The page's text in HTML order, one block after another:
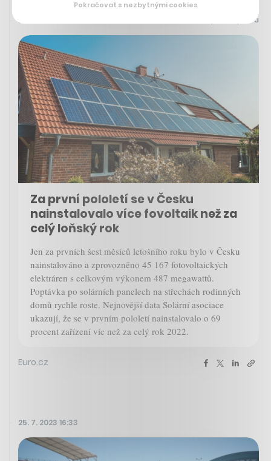
25. 7. 2023 17:01 Rychlá zpráva
Za první pololetí se v Česku
nainstalovalo více fovoltaik než za
celý loňský rok
Jen za prvních šest měsíců letošního roku bylo v Česku
nainstalováno a zprovozněno 45 167 fotovoltaických
elektráren s celkovým výkonem 487 megawattů.
Poptávka po solárních panelech na střechách rodinných
domů rychle roste. Nejnovější data Solární asociace
ukazují, že se v prvním pololetí nainstalovalo o 69
procent zařízení víc než za celý rok 2022.
Euro.cz
25. 7. 2023 16:33
Pokračovat s nezbytnými cookies